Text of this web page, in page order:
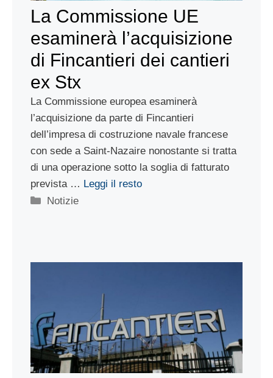
La Commissione UE
esaminerà l’acquisizione
di Fincantieri dei cantieri
ex Stx
La Commissione europea esaminerà
l’acquisizione da parte di Fincantieri
dell’impresa di costruzione navale francese
con sede a Saint-Nazaire nonostante si tratta
di una operazione sotto la soglia di fatturato
prevista … Leggi il resto
Categorie
Notizie